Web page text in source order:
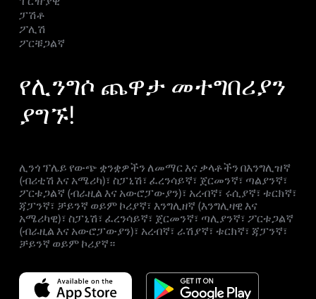
ፓሽቶ
ፖሊሽ
ፖርቹጋልኛ
የሊንግሶ ጨዋታ መተግበሪያን
ያግኙ!
ሊንጎ ፕሌይ የውጭ ቋንቋዎችን ለመማር እና ቃላቶችን በእንግሊዝኛ
(ብሪቲሽ እና አሜሪካ)፣ ስፓኒሽ፣ ፈረንሳይኛ፣ ጀርመንኛ፣ ጣልያንኛ፣
ፖርቱጋልኛ (ብራዚል እና አውሮፓውያን)፣ አረብኛ፣ ሩሲያኛ፣ ቱርክኛ፣
ጃፓንኛ፣ ቻይንኛ ወይም ኮሪያኛ፣ እንግሊዘኛ (እንግሊዛዊ እና
አሜሪካዊ)፣ ስፓኒሽ፣ ፈረንሳይኛ፣ ጀርመንኛ፣ ጣሊያንኛ፣ ፖርቱጋልኛ
(ብራዚል እና አውሮፓውያን)፣ አረብኛ፣ ራሽያኛ፣ ቱርክኛ፣ ጃፓንኛ፣
ቻይንኛ ወይም ኮሪያኛ።